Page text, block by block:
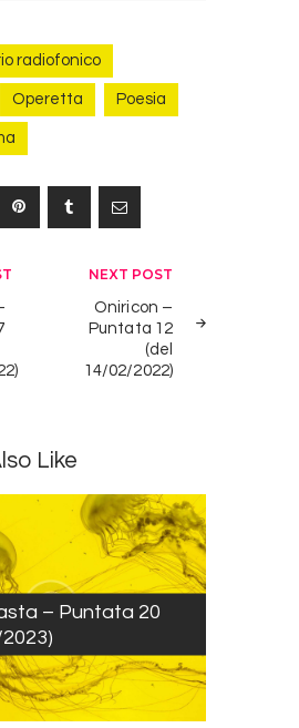
radiofonico
Operetta Poesia
NEXT POST
Oniricon –
Puntata 12
(del
14/02/2022)
Like
– Puntata 20